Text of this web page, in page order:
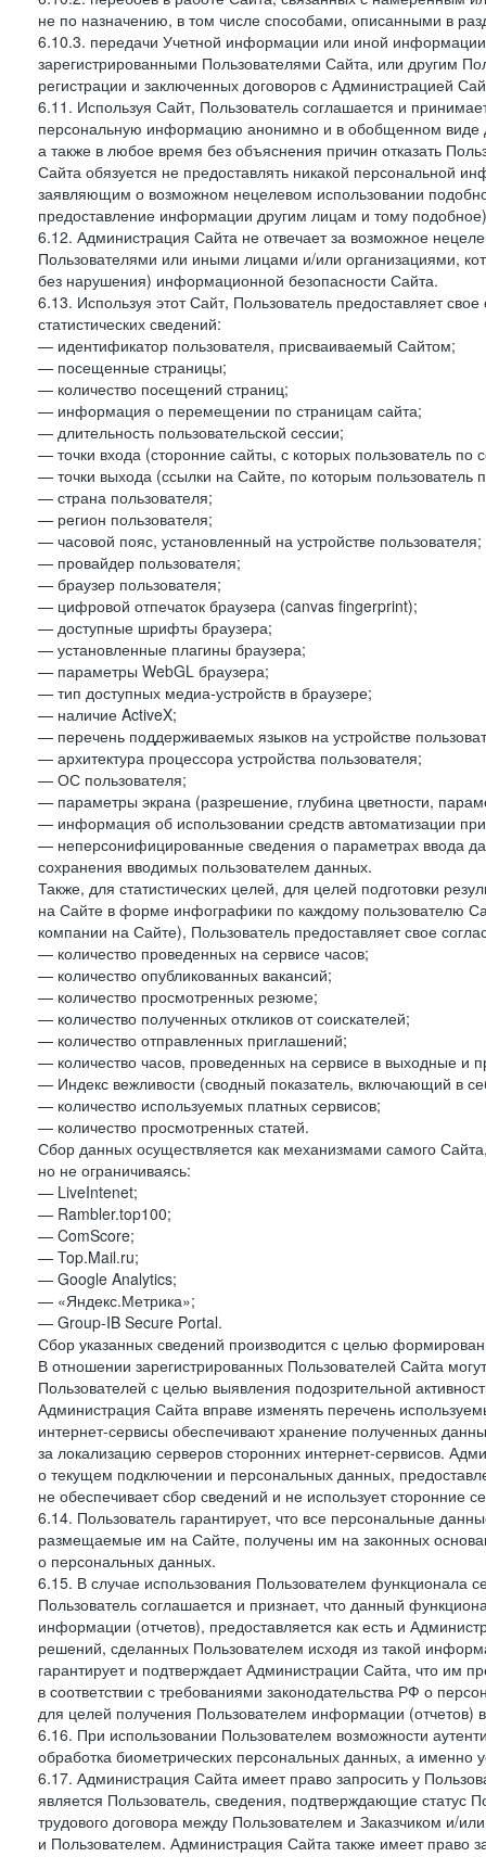
не по назначению, в том числе способами, описанными в
6.10.3. передачи Учетной информации или иной
зарегистрированными Пользователями Сайта, или другим
регистрации и заключенных договоров с Администрацией
6.11. Используя Сайт, Пользователь соглашается и
персональную информацию анонимно и в обобщенном виде
а также в любое время без объяснения причин отказать
Сайта обязуется не предоставлять никакой персональной
заявляющим о возможном нецелевом использовании
предоставление информации другим лицам и тому
6.12. Администрация Сайта не отвечает за возможное
Пользователями или иными лицами и/или организациями,
без нарушения) информационной безопасности Сайта.
6.13. Используя этот Сайт, Пользователь предоставляет
статистических сведений:
— идентификатор пользователя, присваиваемый Сайтом;
— посещенные страницы;
— количество посещений страниц;
— информация о перемещении по страницам сайта;
— длительность пользовательской сессии;
— точки входа (сторонние сайты, с которых пользователь по
— точки выхода (ссылки на Сайте, по которым пользователь
— страна пользователя;
— регион пользователя;
— часовой пояс, установленный на устройстве пользователя;
— провайдер пользователя;
— браузер пользователя;
— цифровой отпечаток браузера (canvas fingerprint);
— доступные шрифты браузера;
— установленные плагины браузера;
— параметры WebGL браузера;
— тип доступных медиа-устройств в браузере;
— наличие ActiveX;
— перечень поддерживаемых языков на устройстве
— архитектура процессора устройства пользователя;
— ОС пользователя;
— параметры экрана (разрешение, глубина цветности,
— информация об использовании средств автоматизации
— неперсонифицированные сведения о параметрах ввода
сохранения вводимых пользователем данных.
Также, для статистических целей, для целей подготовки
на Сайте в форме инфографики по каждому пользователю
компании на Сайте), Пользователь предоставляет свое
— количество проведенных на сервисе часов;
— количество опубликованных вакансий;
— количество просмотренных резюме;
— количество полученных откликов от соискателей;
— количество отправленных приглашений;
— количество часов, проведенных на сервисе в выходные и
— Индекс вежливости (сводный показатель, включающий в
— количество используемых платных сервисов;
— количество просмотренных статей.
Сбор данных осуществляется как механизмами самого
но не ограничиваясь:
— LiveIntenet;
— Rambler.top100;
— ComScore;
— Top.Mail.ru;
— Google Analytics;
— «Яндекс.Метрика»;
— Group-IB Secure Portal.
Сбор указанных сведений производится с целью
В отношении зарегистрированных Пользователей Сайта
Пользователей с целью выявления подозрительной
Администрация Сайта вправе изменять перечень
интернет-сервисы обеспечивают хранение полученных
за локализацию серверов сторонних интернет-сервисов.
о текущем подключении и персональных данных,
не обеспечивает сбор сведений и не использует
6.14. Пользователь гарантирует, что все персональные
размещаемые им на Сайте, получены им на законных
о персональных данных.
6.15. В случае использования Пользователем функционала
Пользователь соглашается и признает, что данный
информации (отчетов), предоставляется как есть и
решений, сделанных Пользователем исходя из такой
гарантирует и подтверждает Администрации Сайта, что им
в соответствии с требованиями законодательства РФ о
для целей получения Пользователем информации (отчетов)
6.16. При использовании Пользователем возможности
обработка биометрических персональных данных, а именно
6.17. Администрация Сайта имеет право запросить у
является Пользователь, сведения, подтверждающие статус
трудового договора между Пользователем и Заказчиком и/
и Пользователем. Администрация Сайта также имеет право